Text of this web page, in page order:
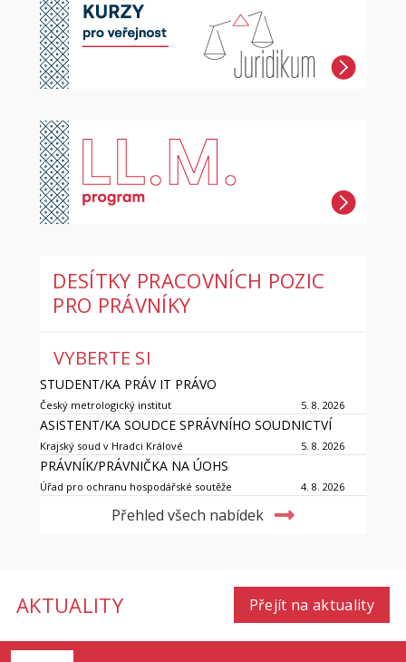
DESÍTKY PRACOVNÍCH POZIC
PRO PRÁVNÍKY
VYBERTE SI
STUDENT/KA PRÁV IT PRÁVO
Český metrologický institut 5. 8. 2026
ASISTENT/KA SOUDCE SPRÁVNÍHO SOUDNICTVÍ
Krajský soud v Hradci Králové 5. 8. 2026
PRÁVNÍK/PRÁVNIČKA NA ÚOHS
Úřad pro ochranu hospodářské soutěže 4. 8. 2026
Přehled všech nabídek
AKTUALITY Přejít na aktuality